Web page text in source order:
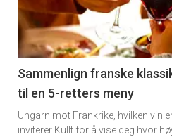
nå
-
5
Sammenlign franske
til en 5-retters meny
Ungarn mot Frankrike, hvilken vin
inviterer Kullt for å vise deg hvor